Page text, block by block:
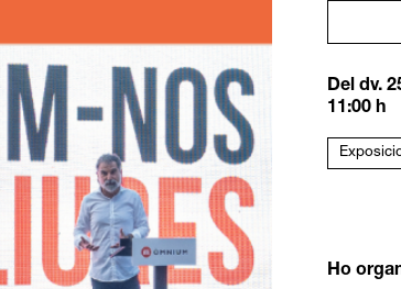
Del dv.
11:00 h
Ho